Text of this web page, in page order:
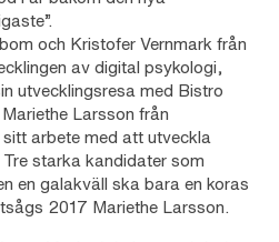
och Kristofer Vernmark från
av digital psykologi,
utvecklingsresa med Bistro
Larsson från
arbete med att utveckla
starka kandidater som
en galakväll ska bara en koras
2017 Mariethe Larsson.